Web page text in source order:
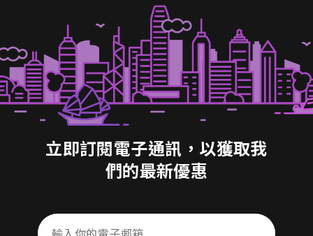
立即訂閱電子通訊，以獲取我
們的最新優惠